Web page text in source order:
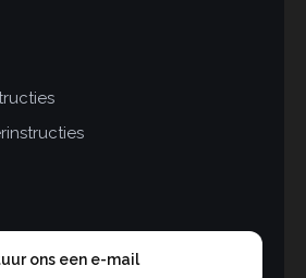
ons een e-mail